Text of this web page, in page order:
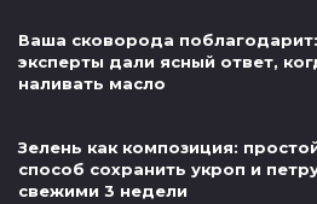
Ваша сковорода поблагодарит:
эксперты дали ясный ответ,
наливать масло
Зелень как композиция:
способ сохранить укроп и
свежими 3 недели